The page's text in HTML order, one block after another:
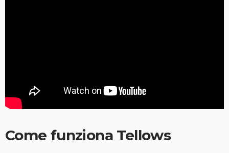
Come funziona Tellows